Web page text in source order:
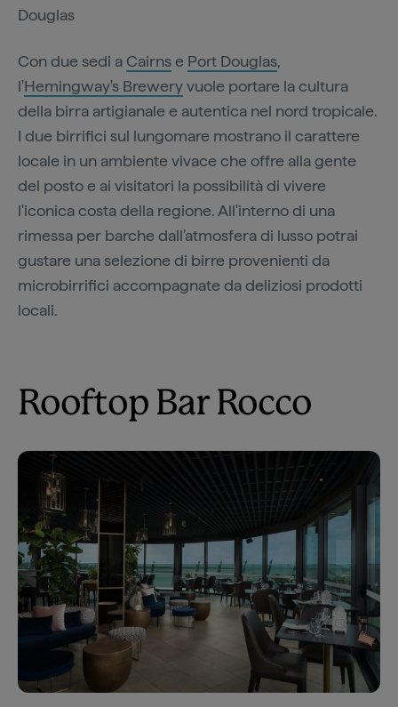
Douglas
Con due sedi a Cairnse Port Douglas,
l'Hemingway's Breweryvuole portare la cultura
della birra artigianale e autentica nel nord tropicale.
I due birrifici sul lungomare mostrano il carattere
locale in un ambiente vivace che offre alla gente
del posto e ai visitatori la possibilità di vivere
l'iconica costa della regione. All'interno di una
rimessa per barche dall'atmosfera di lusso potrai
gustare una selezione di birre provenienti da
microbirrifici accompagnate da deliziosi prodotti
locali.
Rooftop Bar Rocco